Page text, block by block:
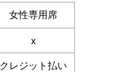
女性専用席
x
クレジット払い